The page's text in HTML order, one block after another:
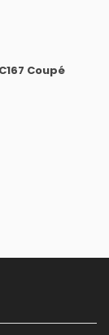
Coupé